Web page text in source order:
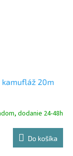
kamufláž 20m
dodanie 24-48h
Do košíka